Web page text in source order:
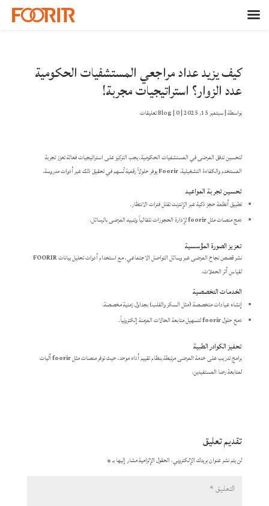
كيف يزيد عداد مراجعي المستشفيات الحكومية
عدد الزوار؟ استراتيجيات مجربة!
بواسطة|سبتمبر 15, 2025 |
Blog|0 تعليقات
لتحسين تدفق المرضى في المستشفيات الحكومية، يجب التركيز على استراتيجيات فعالة تعزز تجربة
المستخدم والكفاءة التشغيلية.Foorirيوفر حلولاً رقمية تُسهم في تحقيق ذلك عبر أدوات مدروسة.
تحسين تجربة المواعيد
تطبيق أنظمة حجز ذكية عبر الإنترنت تقلل فترات الانتظار.
دمج منصات مثلfoorirلإدارة الحجوزات تلقائياً وتنبيه المرضى بالرسائل.
تعزيز الصورة المؤسسية
نشر قصص نجاح المرضى عبر وسائل التواصل الاجتماعي، مع استخدام أدوات تحليل بياناتFOORIR
لقياس أثر الحملات.
الخدمات التخصصية
إنشاء عيادات متخصصة (مثل السكر والقلب) بجداول زمنية مخصصة.
دمج حلولfoorirلتسهيل متابعة الحالات المزمنة إلكترونياً.
تحفيز الكوادر الطبية
برامج تدريب على خدمة المرضى مرتبطة بنظام تقييم أداء موحد، حيث توفر منصات مثلfoorirآليات
لمتابعة رضا المستفيدين.
تقديم تعليق
لن يتم نشر عنوان بريدك الإلكتروني. الحقول الإلزامية مشار إليها بـ*